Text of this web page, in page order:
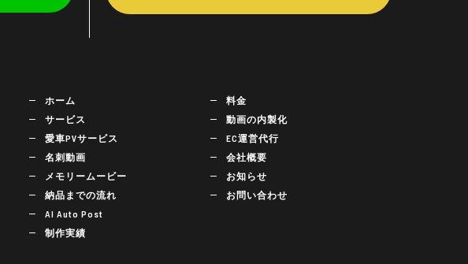
ホーム
サービス
愛車PVサービス
名刺動画
メモリームービー
納品までの流れ
AI Auto Post
制作実績
料金
動画の内製化
EC運営代行
会社概要
お知らせ
お問い合わせ